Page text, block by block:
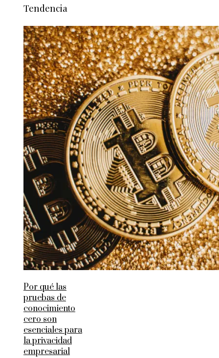
Tendencia
Por qué las
pruebas de
conocimiento
cero son
esenciales para
la privacidad
empresarial